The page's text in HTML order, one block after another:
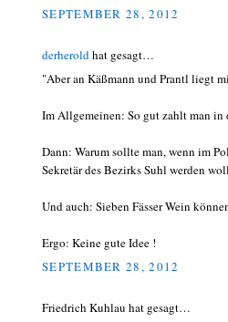
SEPTEMBER 28, 2012
derheroldhat gesagt…
"Aber an Käßmann und Prantl liegt
Im Allgemeinen: So gut zahlt man in
Dann: Warum sollte man, wenn im
Sekretär des Bezirks Suhl werden
Und auch: Sieben Fässer Wein
Ergo: Keine gute Idee !
SEPTEMBER 28, 2012
Friedrich Kuhlau hat gesagt…